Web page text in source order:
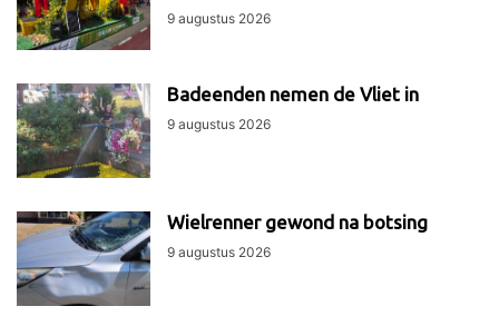
9 augustus 2026
Badeenden nemen de Vliet in
9 augustus 2026
Wielrenner gewond na botsing
9 augustus 2026